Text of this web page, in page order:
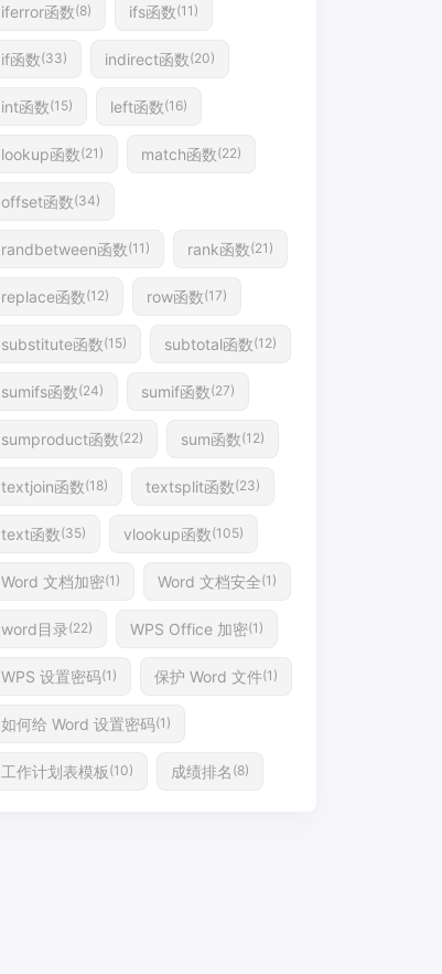
iferror函数(8) ifs函数(11)
if函数(33) indirect函数(20)
int函数(15) left函数(16)
lookup函数(21) match函数(22)
offset函数(34)
randbetween函数(11) rank函数(21)
replace函数(12) row函数(17)
substitute函数(15) subtotal函数(12)
sumifs函数(24) sumif函数(27)
sumproduct函数(22) sum函数(12)
textjoin函数(18) textsplit函数(23)
text函数(35) vlookup函数(105)
Word 文档加密(1) Word 文档安全(1)
word目录(22) WPS Office 加密(1)
WPS 设置密码(1) 保护 Word 文件(1)
如何给 Word 设置密码(1)
工作计划表模板 (10) 成绩排名 (8)